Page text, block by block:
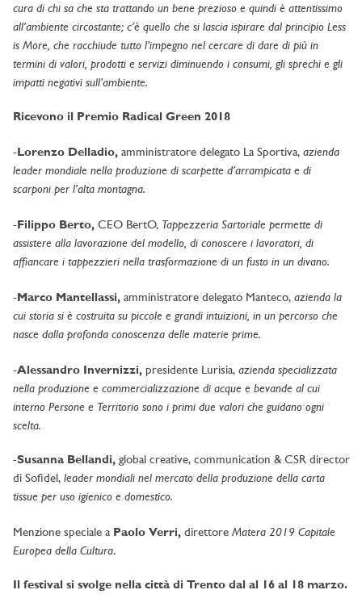
cura di chi sa che sta trattando un bene prezioso e quindi è attentissimo
all’ambiente circostante; c’è quello che si lascia ispirare dal principio Less
is More, che racchiude tutto l’impegno nel cercare di dare di più in
termini di valori, prodotti e servizi diminuendo i consumi, gli sprechi e gli
impatti negativi sull’ambiente.
Ricevono il Premio Radical Green 2018
-Lorenzo Delladio, amministratore delegato La Sportiva, azienda
leader mondiale nella produzione di scarpette d’arrampicata e di
scarponi per l’alta montagna.
-Filippo Berto, CEO BertO, Tappezzeria Sartoriale permette di
assistere alla lavorazione del modello, di conoscere i lavoratori, di
affiancare i tappezzieri nella trasformazione di un fusto in un divano.
-Marco Mantellassi, amministratore delegato Manteco, azienda la
cui storia si è costruita su piccole e grandi intuizioni, in un percorso che
nasce dalla profonda conoscenza delle materie prime.
-Alessandro Invernizzi, presidente Lurisia, azienda specializzata
nella produzione e commercializzazione di acque e bevande al cui
interno Persone e Territorio sono i primi due valori che guidano ogni
scelta.
-Susanna Bellandi, global creative, communication & CSR director
di Sofidel, leader mondiali nel mercato della produzione della carta
tissue per uso igienico e domestico.
Menzione speciale a Paolo Verri, direttore Matera 2019 Capitale
Europea della Cultura.
Il festival si svolge nella città di Trento dal al 16 al 18 marzo.